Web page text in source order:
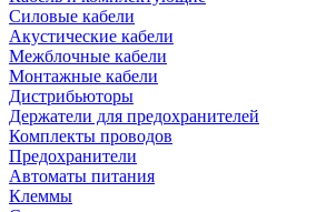
Силовые кабели
Акустические кабели
Межблочные кабели
Монтажные кабели
Дистрибьюторы
Держатели для предохранителей
Комплекты проводов
Предохранители
Автоматы питания
Клеммы